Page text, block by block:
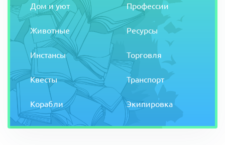
Дом и уют
Животные
Инстансы
Квесты
Корабли
Профессии
Ресурсы
Торговля
Транспорт
Экипировка